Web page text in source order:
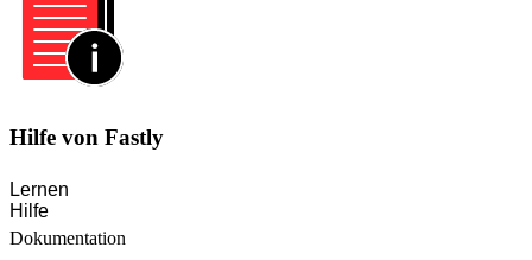
Hilfe von Fastly
Lernen
Hilfe
Dokumentation